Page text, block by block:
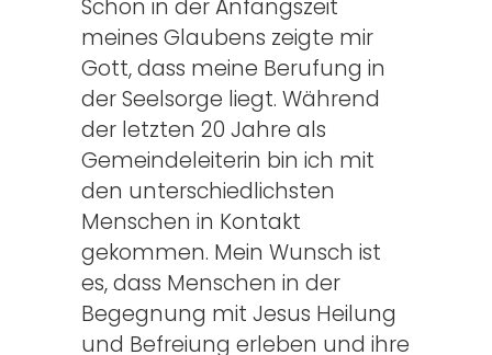
Schon in der Anfangszeit
meines Glaubens zeigte mir
Gott, dass meine Berufung in
der Seelsorge liegt. Während
der letzten 20 Jahre als
Gemeindeleiterin bin ich mit
den unterschiedlichsten
Menschen in Kontakt
gekommen. Mein Wunsch ist
es, dass Menschen in der
Begegnung mit Jesus Heilung
und Befreiung erleben und ihre